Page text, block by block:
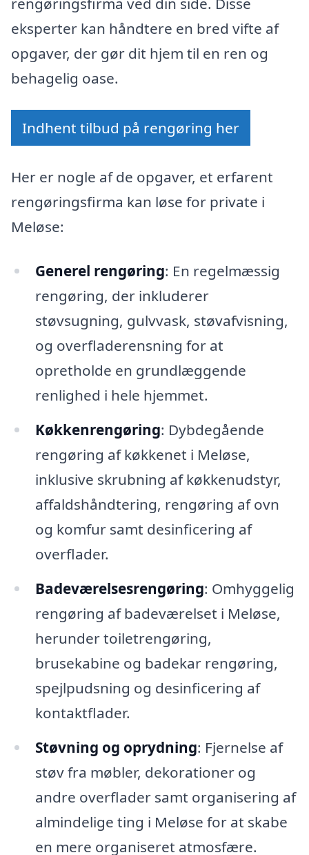
eksperter kan håndtere en bred vifte af
opgaver, der gør dit hjem til en ren og
behagelig oase.
Indhent tilbud på rengøring her
Her er nogle af de opgaver, et erfarent
rengøringsfirma kan løse for private i
Meløse:
Generel rengøring: En regelmæssig
rengøring, der inkluderer
støvsugning, gulvvask, støvafvisning,
og overfladerensning for at
opretholde en grundlæggende
renlighed i hele hjemmet.
Køkkenrengøring: Dybdegående
rengøring af køkkenet i Meløse,
inklusive skrubning af køkkenudstyr,
affaldshåndtering, rengøring af ovn
og komfur samt desinficering af
overflader.
Badeværelsesrengøring: Omhyggelig
rengøring af badeværelset i Meløse,
herunder toiletrengøring,
brusekabine og badekar rengøring,
spejlpudsning og desinficering af
kontaktflader.
Støvning og oprydning: Fjernelse af
støv fra møbler, dekorationer og
andre overflader samt organisering af
almindelige ting i Meløse for at skabe
en mere organiseret atmosfære.